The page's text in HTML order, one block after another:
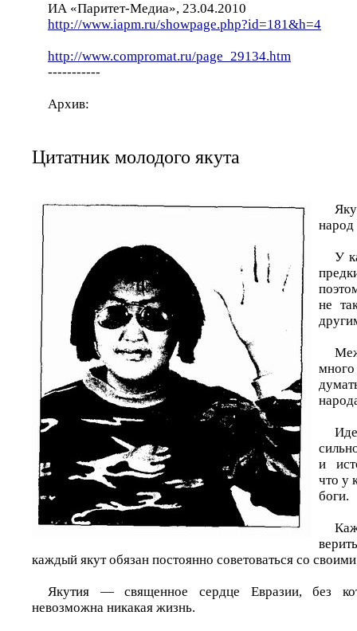
ИА «Паритет-Медиа», 23.04.2010
http://www.iapm.ru/showpage.php?id=181&h=4
http://www.compromat.ru/page_29134.htm
-----------
Архив:
Цитатник молодого якута
народ
У
не
и
что у
боги.
каждый якут обязан постоянно советоваться со
Якутия — священное сердце Евразии, без
невозможна никакая жизнь.